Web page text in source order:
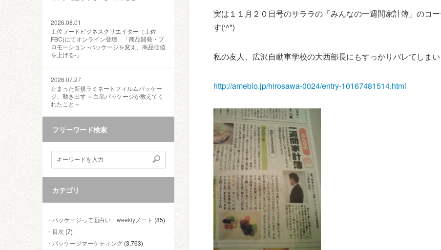
2026.08.01
土佐フードビジネスクリエイター（土佐
FBC)にてオンライン登壇 「商品開発・プ
ロモーション ‐パッケージを変え、商品価値
を上げる‐」
2026.07.27
止まった新規ラミネートフィルムパッケー
ジ、動き出す ～白黒パッケージが教えてく
れたこと～
フリーワード検索
カテゴリ
パッケージって面白い weeklyノート (85)
目次 (7)
パッケージマーケティング (3,763)
実は１１月２０日号のサララの「みんなの一週間家計簿」のコ
す(‘^*)
私の友人、広沢自動車学校の大西部長にもすっかりバレてしま
http://ameblo.jp/hirosawa-0024/entry-10167481514.html